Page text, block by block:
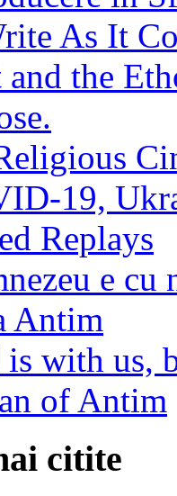
As It
and the
19,
Replays
e
Antim
is with us,
of Antim
citite